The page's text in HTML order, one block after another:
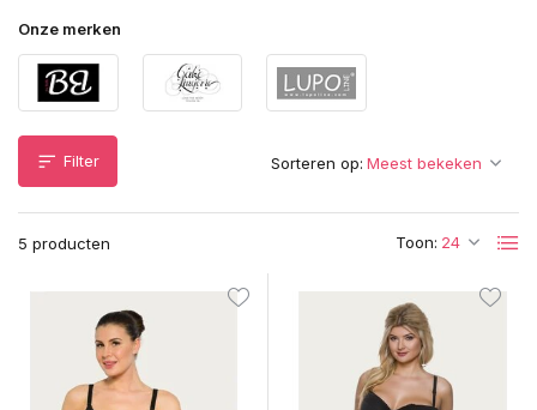
Onze merken
Filter
5 producten Toon:
Sorteren op: